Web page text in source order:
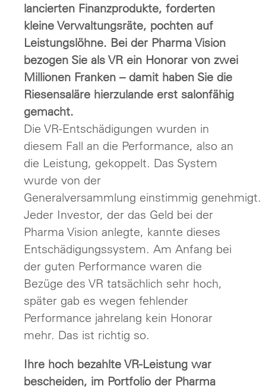
lancierten Finanzprodukte, forderten
kleine Verwaltungsräte, pochten auf
Leistungslöhne. Bei der Pharma Vision
bezogen Sie als VR ein Honorar von zwei
Millionen Franken – damit haben Sie die
Riesensaläre hierzulande erst salonfähig
gemacht.
Die VR-Entschädigungen wurden in
diesem Fall an die Performance, also an
die Leistung, gekoppelt. Das System
wurde von der
Generalversammlung einstimmig genehmigt.
Jeder Investor, der das Geld bei der
Pharma Vision anlegte, kannte dieses
Entschädigungssystem. Am Anfang bei
der guten Performance waren die
Bezüge des VR tatsächlich sehr hoch,
später gab es wegen fehlender
Performance jahrelang kein Honorar
mehr. Das ist richtig so.
Ihre hoch bezahlte VR-Leistung war
bescheiden, im Portfolio der Pharma